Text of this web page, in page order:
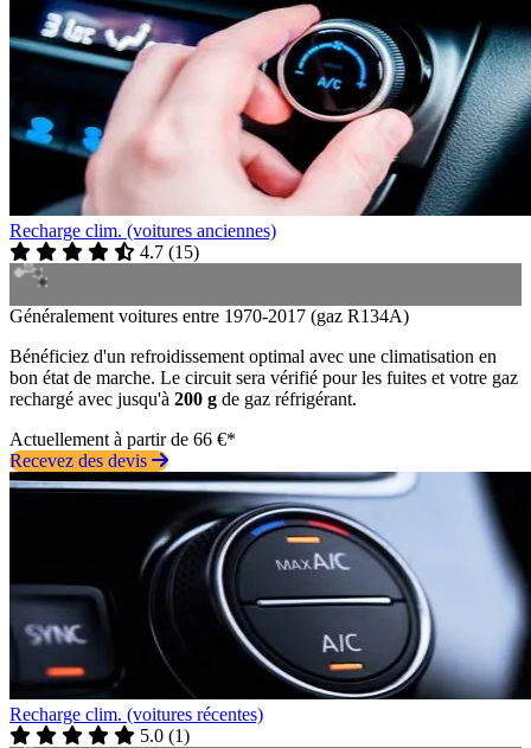
Recharge clim. (voitures anciennes)
4.7 (15)
Généralement voitures entre 1970-2017 (gaz R134A)
Bénéficiez d'un refroidissement optimal avec une climatisation en
bon état de marche. Le circuit sera vérifié pour les fuites et votre gaz
rechargé avec jusqu'à 200 g de gaz réfrigérant.
Actuellement à partir de 66 €*
Recevez des devis
Recharge clim. (voitures récentes)
5.0 (1)